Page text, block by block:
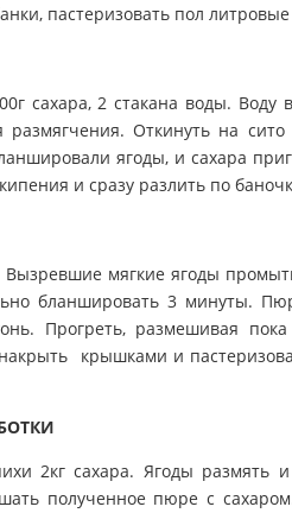
пастеризовать пол
сахара, 2 стакана воды.
Откинуть на сито
ягоды, и сахара
и сразу разлить по
мягкие ягоды
бланшировать 3 минуты.
Прогреть, размешивая
крышками и
2кг сахара. Ягоды размять и
полученное пюре с